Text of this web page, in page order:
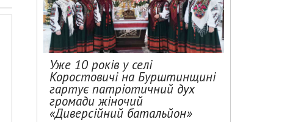
Уже 10 років у селі
Коростовичі на Бурштинщині
гартує патріотичний дух
громади жіночий
«Диверсійний батальйон»